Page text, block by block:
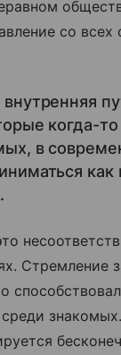
со всех
когда-
в
Стремление
среди